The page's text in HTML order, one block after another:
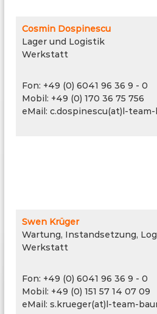
Cosmin Dospinescu
Lager und Logistik
Werkstatt
Fon: +49 (0) 6041 96 36 9 - 0
Mobil: +49 (0) 170 36 75 756
eMail: c.dospinescu(at)l-
Swen Krüger
Wartung, Instandsetzung,
Werkstatt
Fon: +49 (0) 6041 96 36 9 - 0
Mobil: +49 (0) 151 57 14 07 09
eMail: s.krueger(at)l-team-